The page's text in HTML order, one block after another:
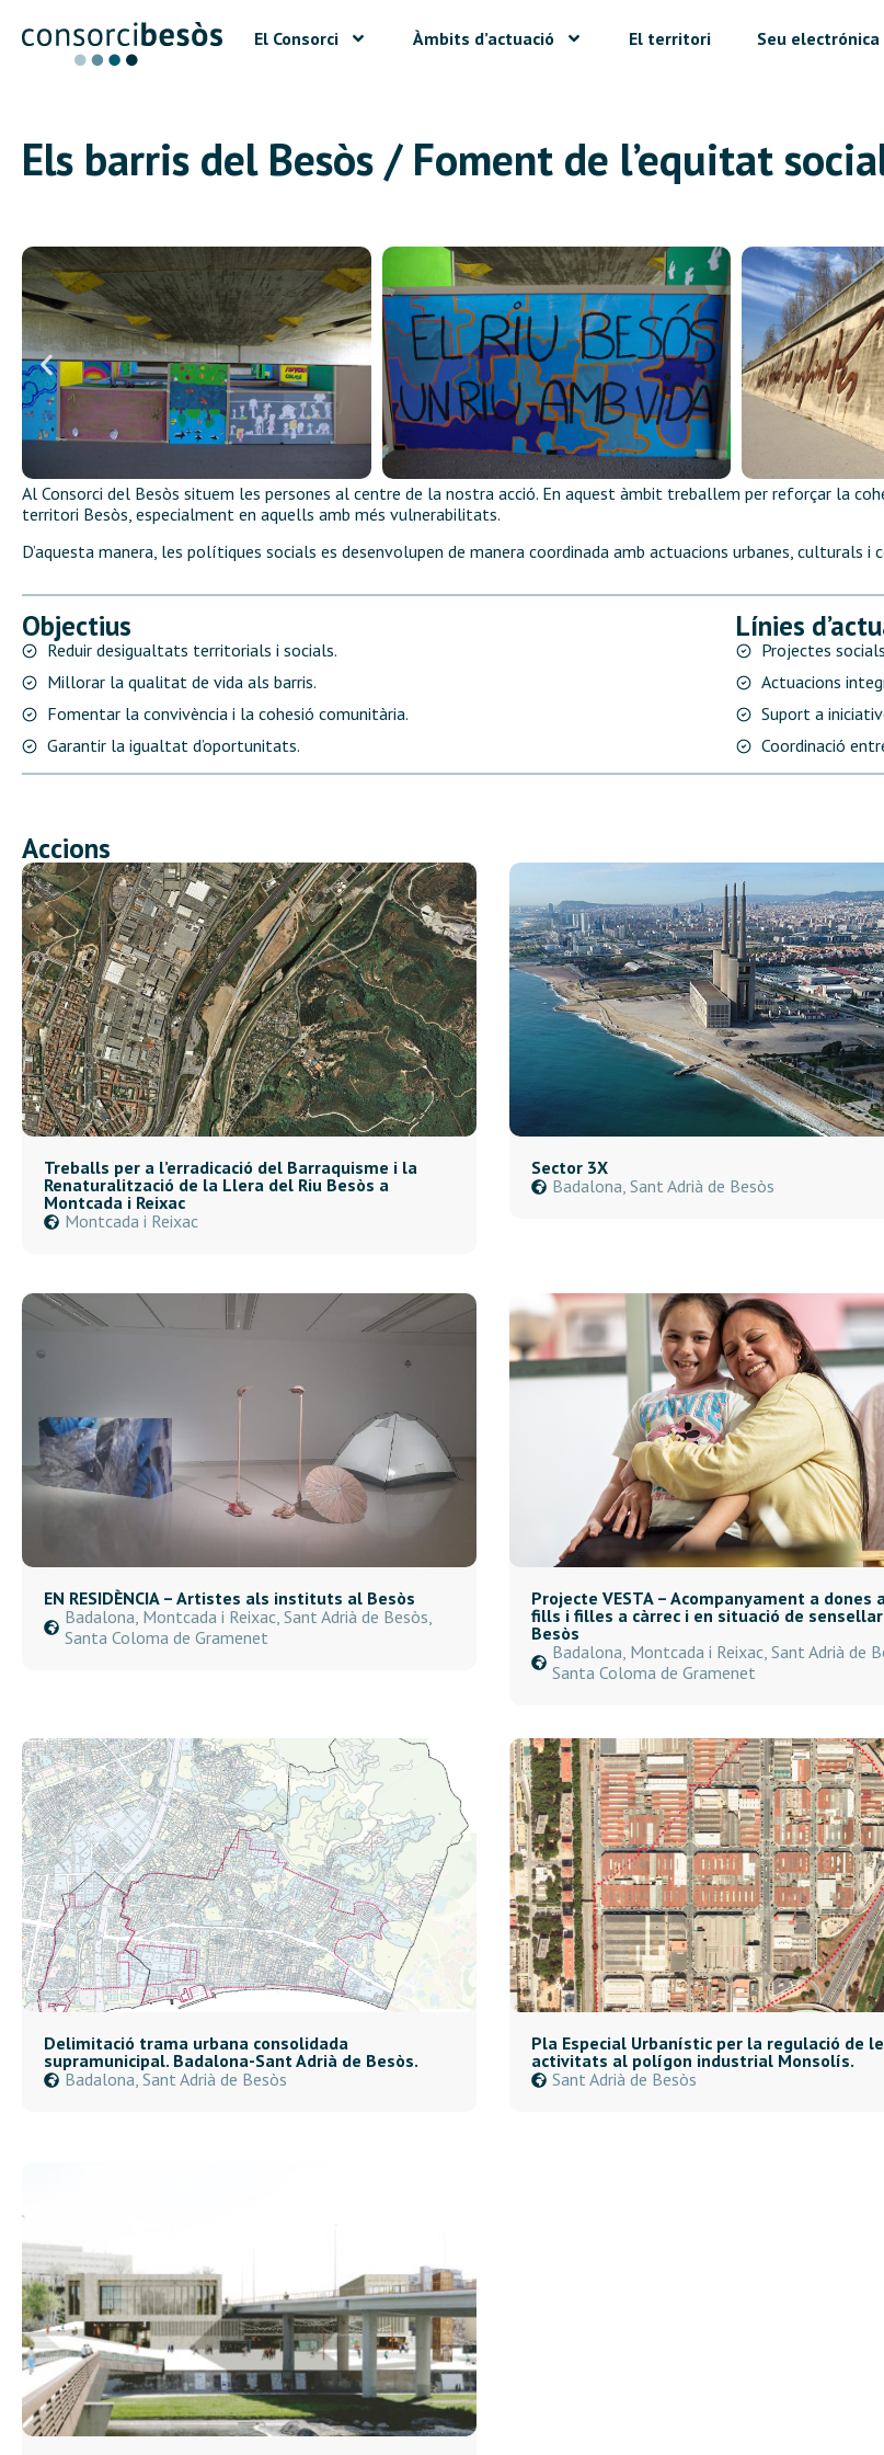
El Consorci Àmbits d’actuació El territori Seu electrónica
Els barris del Besòs / Foment de l’equitat
Al Consorci del Besòs situem les persones al centre de la nostra acció. En aquest àmbit treballem per reforçar la
territori Besòs, especialment en aquells amb més vulnerabilitats.
D’aquesta manera, les polítiques socials es desenvolupen de manera coordinada amb actuacions urbanes, culturals i
Objectius
Reduir desigualtats territorials i socials.
Millorar la qualitat de vida als barris.
Fomentar la convivència i la cohesió comunitària.
Garantir la igualtat d’oportunitats.
Línies
Projectes
Actuacions
Suport a
Coordinació
Accions
Treballs per a l’erradicació del Barraquisme i la
Renaturalització de la Llera del Riu Besòs a
Montcada i Reixac
Montcada i Reixac
Sector 3X
Badalona, Sant Adrià de Besòs
EN RESIDÈNCIA – Artistes als instituts al Besòs
Badalona, Montcada i Reixac, Sant Adrià de Besòs,
Santa Coloma de Gramenet
Projecte VESTA – Acompanyament a dones
fills i filles a càrrec i en situació de
Besòs
Badalona, Montcada i Reixac, Sant Adrià de
Santa Coloma de Gramenet
Delimitació trama urbana consolidada
supramunicipal. Badalona-Sant Adrià de Besòs.
Badalona, Sant Adrià de Besòs
Pla Especial Urbanístic per la regulació de
activitats al polígon industrial Monsolís.
Sant Adrià de Besòs